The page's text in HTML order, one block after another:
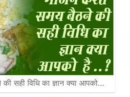
सही विधि का ज्ञान क्या आपको…